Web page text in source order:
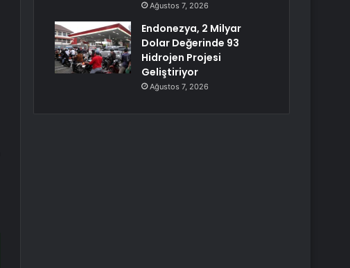
Ağustos 7, 2026
Endonezya, 2 Milyar
Dolar Değerinde 93
Hidrojen Projesi
Geliştiriyor
Ağustos 7, 2026